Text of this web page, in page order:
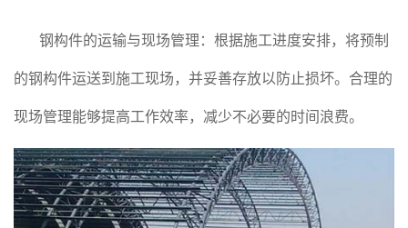
钢构件的运输与现场管理：根据施工进度安排，将预制
的钢构件运送到施工现场，并妥善存放以防止损坏。合理的
现场管理能够提高工作效率，减少不必要的时间浪费。